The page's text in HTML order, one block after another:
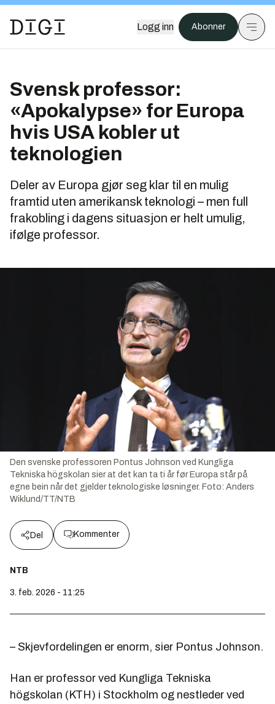
Logg inn Abonner
Svensk professor:
«Apokalypse» for Europa
hvis USA kobler ut
teknologien
Deler av Europa gjør seg klar til en mulig
framtid uten amerikansk teknologi – men full
frakobling i dagens situasjon er helt umulig,
ifølge professor.
Den svenske professoren Pontus Johnson ved Kungliga
Tekniska högskolan sier at det kan ta ti år før Europa står på
egne bein når det gjelder teknologiske løsninger. Foto: Anders
Wiklund/TT/NTB
Del Kommenter
NTB
3. feb. 2026 - 11:25
– Skjevfordelingen er enorm, sier Pontus Johnson.
Han er professor ved Kungliga Tekniska
högskolan (KTH) i Stockholm og nestleder ved